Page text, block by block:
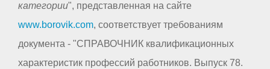
категории", представленная на сайте
www.borovik.com, соответствует требованиям
документа - "СПРАВОЧНИК квалификационных
характеристик профессий работников. Выпуск 78.